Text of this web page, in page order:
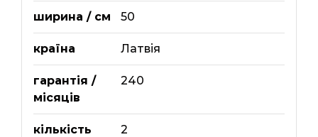
ширина / см 50
країна Латвія
гарантія /
місяців
240
кількість
2